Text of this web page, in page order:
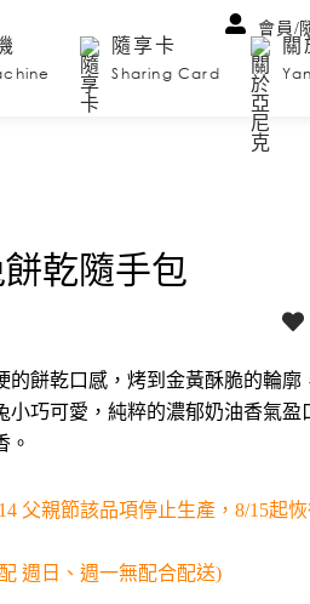
隨享卡
Sharing Card
關
會員/
乾隨手包
的餅乾口感，烤到金黃酥脆的輪廓
小巧可愛，純粹的濃郁奶油香氣盈
。
父親節該品項停止生產，8/15起
週日、週一無配合配送)